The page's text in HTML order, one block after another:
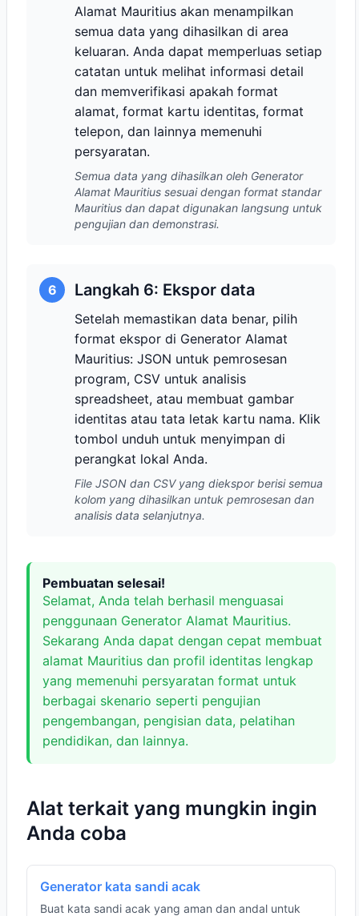
Alamat Mauritius akan menampilkan
semua data yang dihasilkan di area
keluaran. Anda dapat memperluas setiap
catatan untuk melihat informasi detail
dan memverifikasi apakah format
alamat, format kartu identitas, format
telepon, dan lainnya memenuhi
persyaratan.
Semua data yang dihasilkan oleh Generator
Alamat Mauritius sesuai dengan format standar
Mauritius dan dapat digunakan langsung untuk
pengujian dan demonstrasi.
6 Langkah 6: Ekspor data
Setelah memastikan data benar, pilih
format ekspor di Generator Alamat
Mauritius: JSON untuk pemrosesan
program, CSV untuk analisis
spreadsheet, atau membuat gambar
identitas atau tata letak kartu nama. Klik
tombol unduh untuk menyimpan di
perangkat lokal Anda.
File JSON dan CSV yang diekspor berisi semua
kolom yang dihasilkan untuk pemrosesan dan
analisis data selanjutnya.
Pembuatan selesai!
Selamat, Anda telah berhasil menguasai
penggunaan Generator Alamat Mauritius.
Sekarang Anda dapat dengan cepat membuat
alamat Mauritius dan profil identitas lengkap
yang memenuhi persyaratan format untuk
berbagai skenario seperti pengujian
pengembangan, pengisian data, pelatihan
pendidikan, dan lainnya.
Alat terkait yang mungkin ingin
Anda coba
Generator kata sandi acak
Buat kata sandi acak yang aman dan andal untuk